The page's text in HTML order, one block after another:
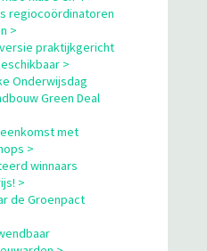
regiocoördinatoren
>
praktijkgericht
>
Onderwijsdag
Green Deal
met
>
winnaars
>
de Groenpact